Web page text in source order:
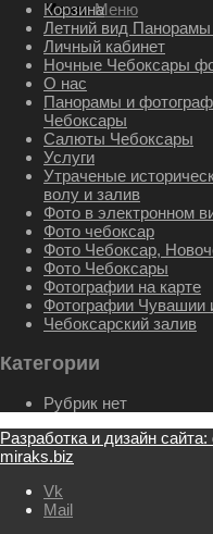
Меню Меню
Корзина
Летний вид
Личный кабинет
Ночные Чебоксары
О нас
Панорамы и
Чебоксары
Салюты Чебоксары
Услуги
Утраченые
волу и залив
Фото в электронном
Фото чебоксар
Фото Чебоксар,
Фото Чебоксары
Фотографии на карте
Фотографии Чувашии
Чебоксарский залив
Категории
Рубрик нет
Разработка и дизайн
miraks.biz
Vk
Mail